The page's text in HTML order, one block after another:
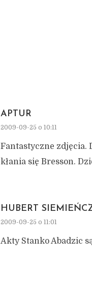
APTUR
2009-09-25 o 10:11
Fantastyczne zdjęcia.
kłania się Bresson.
HUBERT
2009-09-25 o 11:01
Akty Stanko Abadzic